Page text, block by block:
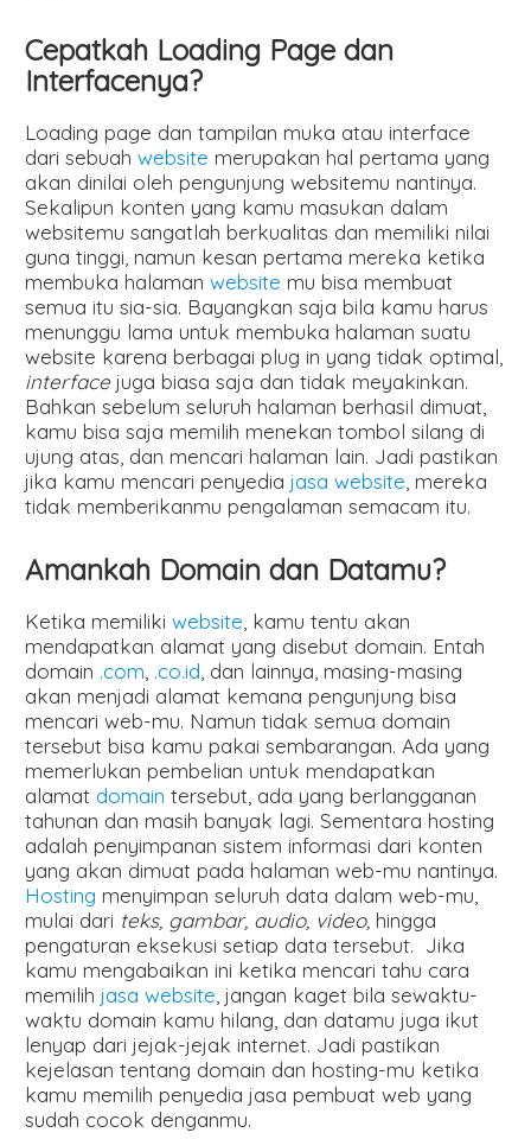
Cepatkah Loading Page dan
Interfacenya?
Loading page dan tampilan muka atau interface
dari sebuahwebsite merupakan hal pertama yang
akan dinilai oleh pengunjung websitemu nantinya.
Sekalipun konten yang kamu masukan dalam
websitemu sangatlah berkualitas dan memiliki nilai
guna tinggi, namun kesan pertama mereka ketika
membuka halamanwebsite mu bisa membuat
semua itu sia-sia. Bayangkan saja bila kamu harus
menunggu lama untuk membuka halaman suatu
website karena berbagai plug in yang tidak optimal,
interface juga biasa saja dan tidak meyakinkan.
Bahkan sebelum seluruh halaman berhasil dimuat,
kamu bisa saja memilih menekan tombol silang di
ujung atas, dan mencari halaman lain. Jadi pastikan
jika kamu mencari penyediajasa website , mereka
tidak memberikanmu pengalaman semacam itu.
Amankah Domain dan Datamu?
Ketika memilikiwebsite , kamu tentu akan
mendapatkan alamat yang disebut domain. Entah
domain .com .co.id , dan lainnya, masing-masing
akan menjadi alamat kemana pengunjung bisa
mencari web-mu. Namun tidak semua domain
tersebut bisa kamu pakai sembarangan. Ada yang
memerlukan pembelian untuk mendapatkan
alamat domain tersebut, ada yang berlangganan
tahunan dan masih banyak lagi. Sementara hosting
adalah penyimpanan sistem informasi dari konten
yang akan dimuat pada halaman web-mu nantinya.
Hosting menyimpan seluruh data dalam web-mu,
mulai dari teks, gambar, audio, video, hingga
pengaturan eksekusi setiap data tersebut. Jika
kamu mengabaikan ini ketika mencari tahu cara
memilihjasa website , jangan kaget bila sewaktu-
waktu domain kamu hilang, dan datamu juga ikut
lenyap dari jejak-jejak internet. Jadi pastikan
kejelasan tentang domain dan hosting-mu ketika
kamu memilih penyedia jasa pembuat web yang
sudah cocok denganmu.